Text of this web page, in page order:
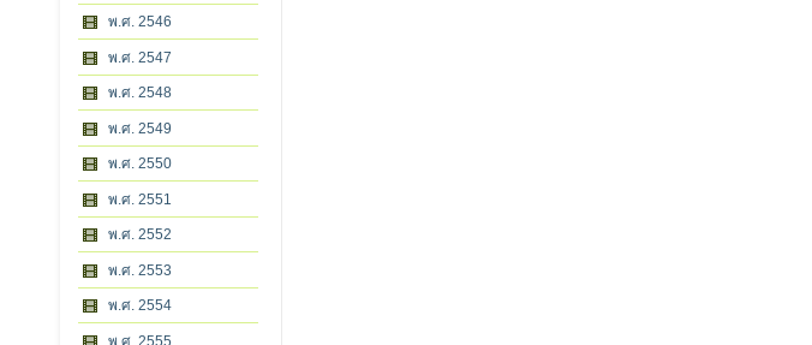
พ.ศ. 2546
พ.ศ. 2547
พ.ศ. 2548
พ.ศ. 2549
พ.ศ. 2550
พ.ศ. 2551
พ.ศ. 2552
พ.ศ. 2553
พ.ศ. 2554
พ.ศ. 2555